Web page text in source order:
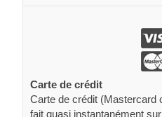
Carte de crédit
Carte de crédit (Mastercard
fait quasi instantanément